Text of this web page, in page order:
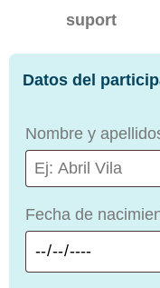
suport
Datos del
Nombre y
Fecha de